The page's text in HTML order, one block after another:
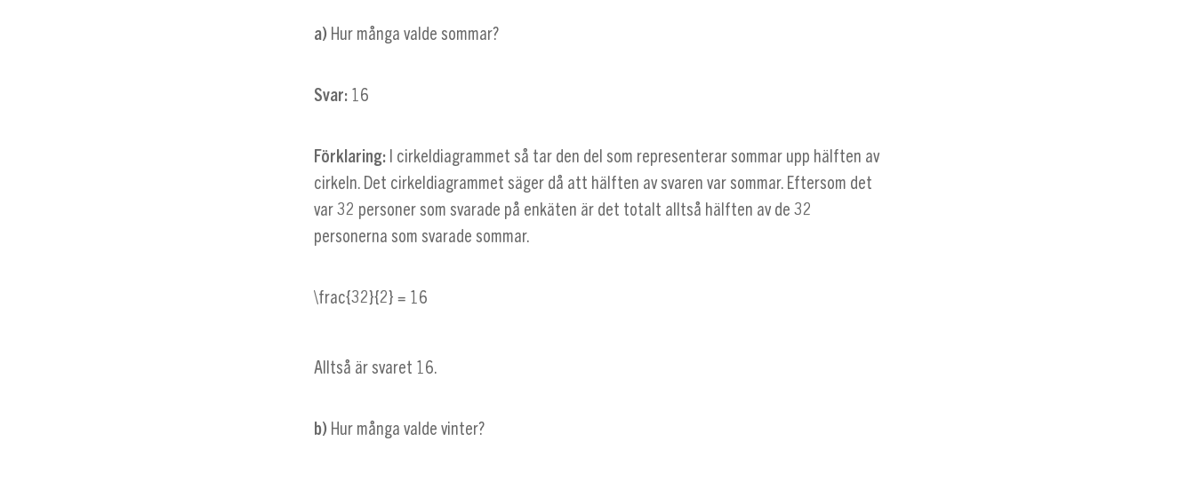
a) Hur många valde sommar?
Svar: 16
Förklaring: I cirkeldiagrammet så tar den del som representerar sommar upp hälften av
cirkeln. Det cirkeldiagrammet säger då att hälften av svaren var sommar. Eftersom det
var 32 personer som svarade på enkäten är det totalt alltså hälften av de 32
personerna som svarade sommar.
\frac{32}{2} = 16
Alltså är svaret 16.
b) Hur många valde vinter?